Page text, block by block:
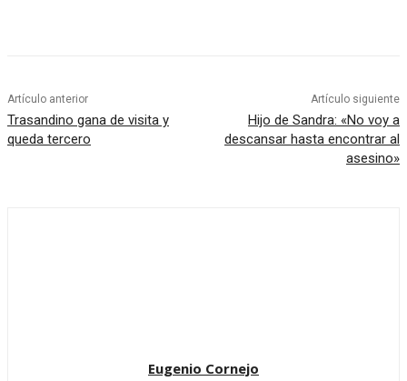
Artículo anterior
Trasandino gana de visita y
queda tercero
Artículo siguiente
Hijo de Sandra: «No voy a
descansar hasta encontrar al
asesino»
Eugenio Cornejo